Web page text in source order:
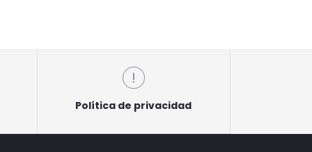
Política de privacidad